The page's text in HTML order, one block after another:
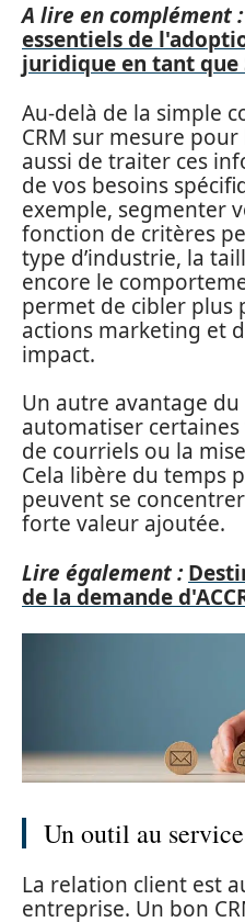
A lire en complément :
essentiels de
juridique en tant que
Au-delà de la simple
CRM sur mesure
aussi de traiter ces
de vos besoins
exemple, segmenter
fonction de critères
type d’industrie, la
encore le
permet de cibler plus
actions marketing et
impact.
Un autre avantage du
automatiser certaines
de courriels ou la
Cela libère du temps
peuvent se
forte valeur ajoutée.
Lire également :
de la demande
Un outil au
La relation client est
entreprise. Un bon